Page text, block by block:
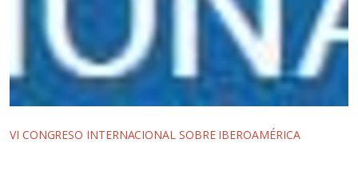
VI CONGRESO INTERNACIONAL SOBRE IBEROAMÉRICA